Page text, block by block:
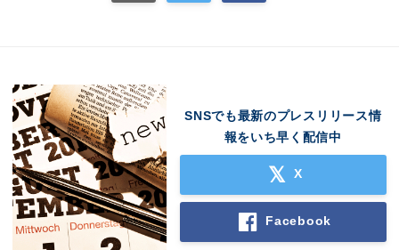
SNSでも最新のプレスリリース情
報をいち早く配信中
X
Facebook